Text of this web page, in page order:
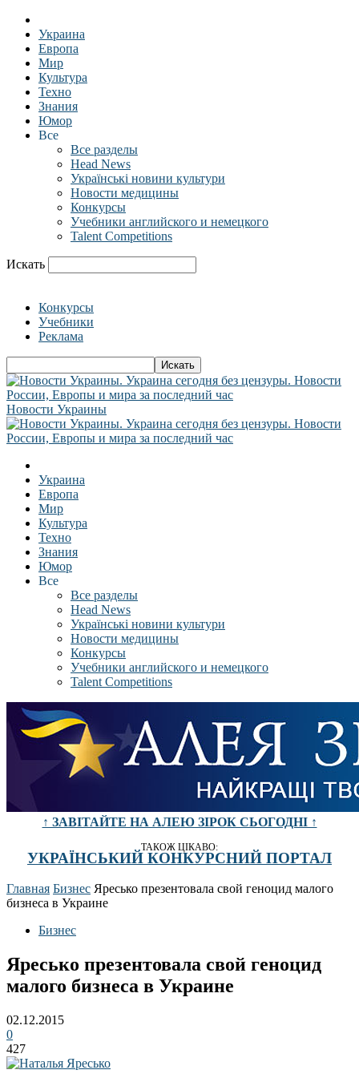
Украина
Европа
Мир
Культура
Техно
Знания
Юмор
Все
Все разделы
Head News
Українські новини культури
Новости медицины
Конкурсы
Учебники английского и немецкого
Talent Competitions
Искать
Конкурсы
Учебники
Реклама
Новости Украины
Украина
Европа
Мир
Культура
Техно
Знания
Юмор
Все
Все разделы
Head News
Українські новини культури
Новости медицины
Конкурсы
Учебники английского и немецкого
Talent Competitions
↑ ЗАВІТАЙТЕ НА АЛЕЮ ЗІРОК СЬОГОДНІ ↑
ТАКОЖ ЦІКАВО:
УКРАЇНСЬКИЙ КОНКУРСНИЙ ПОРТАЛ
Главная Бизнес Яресько презентовала свой геноцид малого
бизнеса в Украине
Бизнес
Яресько презентовала свой геноцид
малого бизнеса в Украине
02.12.2015
0
427